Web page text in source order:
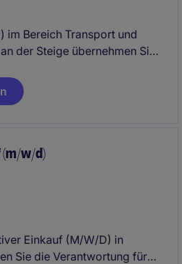
im Bereich Transport und
der Steige übernehmen Sie
Ablauf. Ihre Aufgabe
Prozesse effizient zu gestalten
w/d)
Einkauf (M/W/D) in
Sie die Verantwortung für